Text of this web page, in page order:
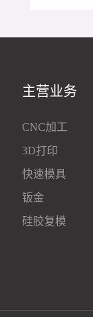
主营业务
CNC加工
3D打印
快速模具
钣金
硅胶复模